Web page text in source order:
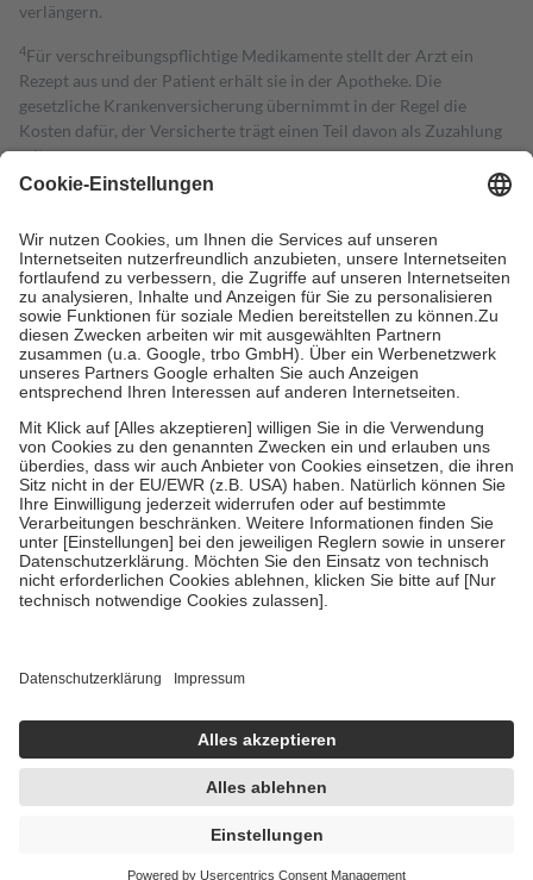
verlängern.
4Für verschreibungspflichtige Medikamente stellt der Arzt ein
Rezept aus und der Patient erhält sie in der Apotheke. Die
gesetzliche Krankenversicherung übernimmt in der Regel die
Kosten dafür, der Versicherte trägt einen Teil davon als Zuzahlung
mit.
Grundsätzlich leisten Mitglieder Zuzahlungen in Höhe von zehn
höchstens zehn Euro.
Es sind jedoch nie mehr als die tatsächlichen
Kosten der Leistung zu entrichten.
Diese Regeln gelten grundsätzlich auch für Online-Apotheken.
Bei Heilmitteln und häuslicher Krankenpflege beträgt die
Zuzahlung zehn Prozent der Kosten sowie zehn Euro je
Verordnung.
Um das Engagement der Versicherten für ihre eigene Gesundheit zu
stärken und die besondere Stellung der Familie zu unterstützen,
fallenkeine Zuzahlungenan bei:
• Kindern und Jugendlichen bis zum vollendeten 18. Lebensjahr
mit Ausnahme der Fahrkosten
• Untersuchungen zur Vorsorge und Früherkennung, die von der
GKV getragen werden
• empfohlenen Schutzimpfungen
• Harn- und Blutteststreifen
getroffen, um sicherzustellen, dass es sich um echte Bewertungen
https://help.etrusted.com/hc/de/articles/4419944605341
Einige Bilder und Inhalte wurden unter Zuhilfenahme künstlicher